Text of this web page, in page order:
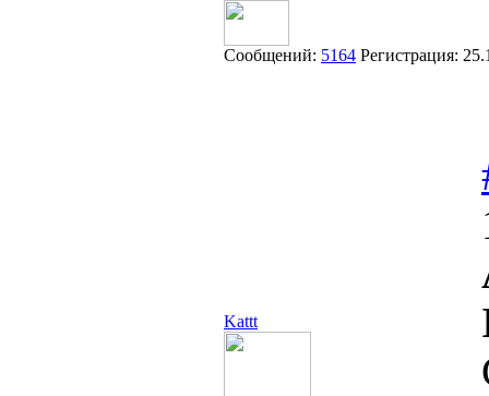
Сообщений: 5164 Регистрация:
Kattt